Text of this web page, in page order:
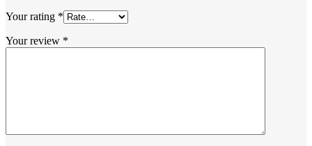
Your rating *
Your review *